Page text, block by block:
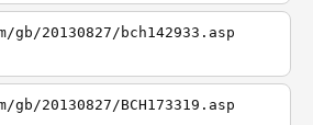
20130827/bch142933.asp
20130827/BCH173319.asp